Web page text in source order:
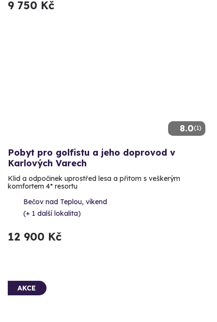
9 750 Kč
8.0(1)
Pobyt pro golfistu a jeho doprovod v
Karlových Varech
Klid a odpočinek uprostřed lesa a přitom s veškerým
komfortem 4* resortu
Bečov nad Teplou, víkend
(+ 1 další lokalita)
12 900 Kč
AKCE